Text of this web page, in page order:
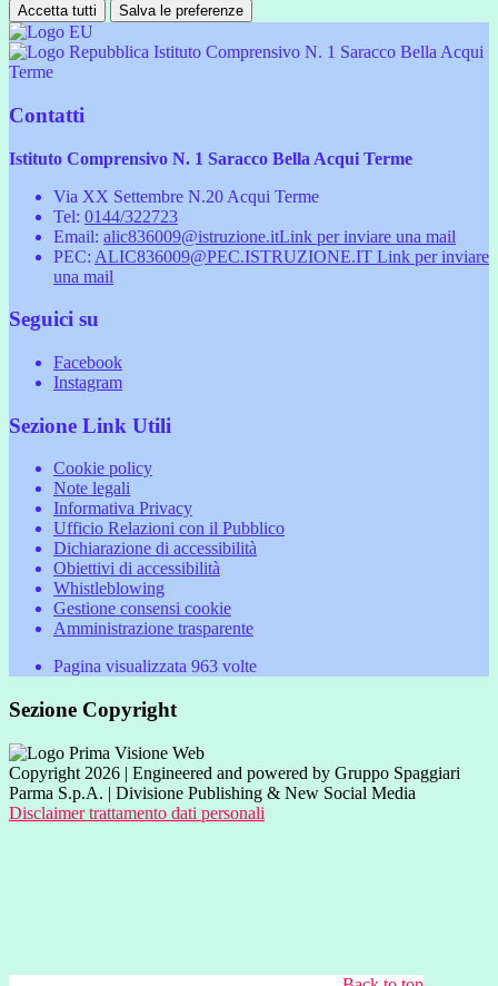
Accetta tutti Salva le preferenze
Istituto Comprensivo N. 1 Saracco Bella Acqui
Terme
Contatti
Istituto Comprensivo N. 1 Saracco Bella Acqui Terme
Via XX Settembre N.20 Acqui Terme
Tel: 0144/322723
Email: alic836009@istruzione.itLink per inviare una mail
PEC: ALIC836009@PEC.ISTRUZIONE.IT Link per inviare
una mail
Seguici su
Facebook
Instagram
Sezione Link Utili
Cookie policy
Note legali
Informativa Privacy
Ufficio Relazioni con il Pubblico
Dichiarazione di accessibilità
Obiettivi di accessibilità
Whistleblowing
Gestione consensi cookie
Amministrazione trasparente
Pagina visualizzata 963 volte
Sezione Copyright
Copyright 2026 | Engineered and powered by Gruppo Spaggiari
Parma S.p.A. | Divisione Publishing & New Social Media
Disclaimer trattamento dati personali